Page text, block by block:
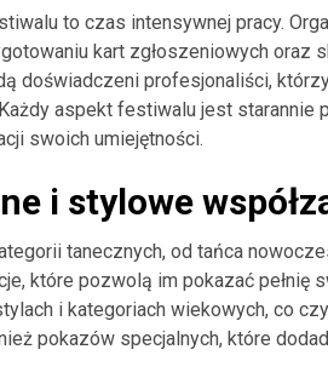
to czas intensywnej pracy.
kart zgłoszeniowych oraz
doświadczeni profesjonaliści,
aspekt festiwalu jest starannie
swoich umiejętności.
i stylowe
tanecznych, od tańca
które pozwolą im pokazać pełnię
i kategoriach wiekowych, co
pokazów specjalnych, które